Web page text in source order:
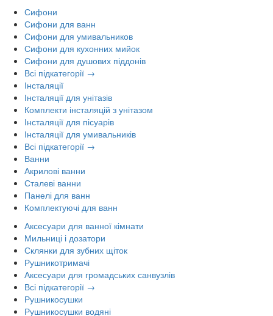
Сифони
Сифони для ванн
Сифони для умивальников
Сифони для кухонних мийок
Сифони для душових піддонів
Всі підкатегорії →
Інсталяції
Інсталяції для унітазів
Комплекти інсталяцій з унітазом
Інсталяції для пісуарів
Інсталяції для умивальників
Всі підкатегорії →
Ванни
Акрилові ванни
Сталеві ванни
Панелі для ванн
Комплектуючі для ванн
Аксесуари для ванної кімнати
Мильниці і дозатори
Склянки для зубних щіток
Рушникотримачі
Аксесуари для громадських санвузлів
Всі підкатегорії →
Рушникосушки
Рушникосушки водяні